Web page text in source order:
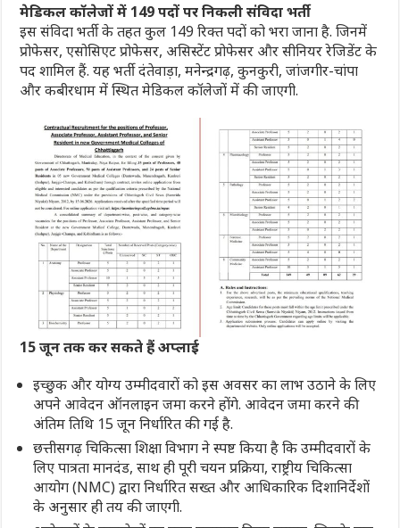
मेडिकल कॉलेजों में 149 पदों पर निकली संविदा भर्ती
इस संविदा भर्ती के तहत कुल 149 रिक्त पदों को भरा जाना है. जिनमें
प्रोफेसर, एसोसिएट प्रोफेसर, असिस्टेंट प्रोफेसर और सीनियर रेजिडेंट के
पद शामिल हैं. यह भर्ती दंतेवाड़ा, मनेन्द्रगढ़, कुनकुरी, जांजगीर-चांपा
और कबीरधाम में स्थित मेडिकल कॉलेजों में की जाएगी.
15 जून तक कर सकते हैं अप्लाई
इच्छुक और योग्य उम्मीदवारों को इस अवसर का लाभ उठाने के लिए
अपने आवेदन ऑनलाइन जमा करने होंगे. आवेदन जमा करने की
अंतिम तिथि 15 जून निर्धारित की गई है.
छत्तीसगढ़ चिकित्सा शिक्षा विभाग ने स्पष्ट किया है कि उम्मीदवारों के
लिए पात्रता मानदंड, साथ ही पूरी चयन प्रक्रिया, राष्ट्रीय चिकित्सा
आयोग (NMC) द्वारा निर्धारित सख्त और आधिकारिक दिशानिर्देशों
के अनुसार ही तय की जाएगी.